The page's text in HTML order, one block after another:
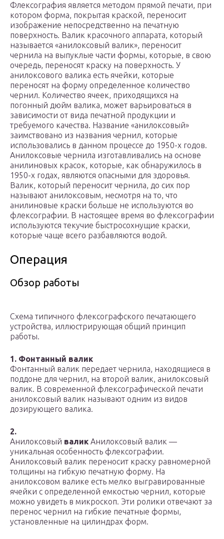
Флексография является методом прямой печати, при
котором форма, покрытая краской, переносит
изображение непосредственно на печатную
поверхность. Валик красочного аппарата, который
называется «анилоксовый валик», переносит
чернила на выпуклые части формы, которые, в свою
очередь, переносят краску на поверхность. У
анилоксового валика есть ячейки, которые
переносят на форму определенное количество
чернил. Количество ячеек, приходящихся на
погонный дюйм валика, может варьироваться в
зависимости от вида печатной продукции и
требуемого качества. Название «анилоксовый»
заимствовано из названия чернил, которые
использовались в данном процессе до 1950-х годов.
Анилоксовые чернила изготавливались на основе
анилиновых красок, которые, как обнаружилось в
1950-х годах, являются опасными для здоровья.
Валик, который переносит чернила, до сих пор
называют анилоксовым, несмотря на то, что
анилиновые краски больше не используются во
флексографии. В настоящее время во флексографии
используются текучие быстросохнущие краски,
которые чаще всего разбавляются водой.
Операция
Обзор работы
Схема типичного флексографского печатающего
устройства, иллюстрирующая общий принцип
работы.
1. Фонтанный валик
Фонтанный валик передает чернила, находящиеся в
поддоне для чернил, на второй валик, анилоксовый
валик. В современной флексографической печати
анилоксовый валик называют одним из видов
дозирующего валика.
2.
Анилоксовый валик Анилоксовый валик —
уникальная особенность флексографии.
Анилоксовый валик переносит краску равномерной
толщины на гибкую печатную форму. На
анилоксовом валике есть мелко выгравированные
ячейки с определенной емкостью чернил, которые
можно увидеть в микроскоп. Эти ролики отвечают за
перенос чернил на гибкие печатные формы,
установленные на цилиндрах форм.